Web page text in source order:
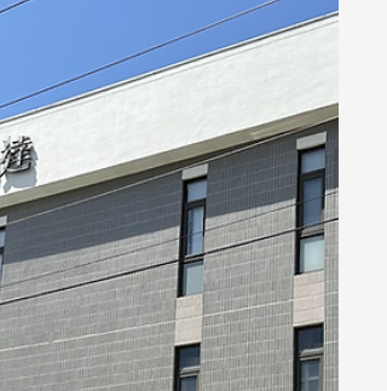
Instagram圖片、 YouTube留言、Twitter
、各大新聞、消費者評論、產品評論、
業務文檔，再到專利申請和論壇等數
據，透過匯總、分析並經由最尖...